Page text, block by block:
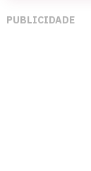
PUBLICIDADE